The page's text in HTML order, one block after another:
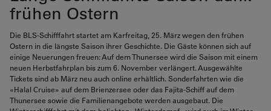
frühen Ostern
Die BLS-Schifffahrt startet am Karfreitag, 25. März wegen den frühen
Ostern in die längste Saison ihrer Geschichte. Die Gäste können sich auf
einige Neuerungen freuen: Auf dem Thunersee wird die Saison mit einem
neuen Herbstfahrplan bis zum 6. November verlängert. Ausgewählte
Tickets sind ab März neu auch online erhältlich. Sonderfahrten wie die
«Halal Cruise» auf dem Brienzersee oder das Fajita-Schiff auf dem
Thunersee sowie die Familienangebote werden ausgebaut. Die